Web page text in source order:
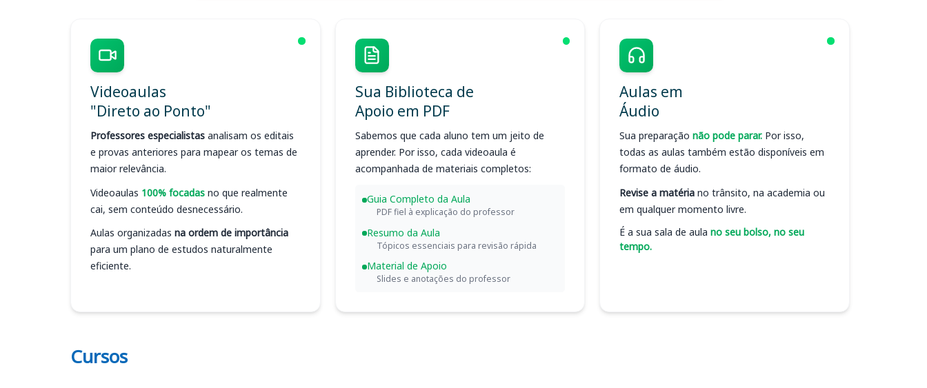
Videoaulas
"Direto ao Ponto"
Professores especialistas analisam os editais
e provas anteriores para mapear os temas de
maior relevância.
Videoaulas 100% focadas no que realmente
cai, sem conteúdo desnecessário.
Aulas organizadas na ordem de importância
para um plano de estudos naturalmente
eficiente.
Sua Biblioteca de
Apoio em PDF
Sabemos que cada aluno tem um jeito de
aprender. Por isso, cada videoaula é
acompanhada de materiais completos:
Guia Completo da Aula
PDF fiel à explicação do professor
Resumo da Aula
Tópicos essenciais para revisão rápida
Material de Apoio
Slides e anotações do professor
Aulas em
Áudio
Sua preparação não pode parar. Por isso,
todas as aulas também estão disponíveis em
formato de áudio.
Revise a matéria no trânsito, na academia ou
em qualquer momento livre.
É a sua sala de aula no seu bolso, no seu
tempo.
Cursos